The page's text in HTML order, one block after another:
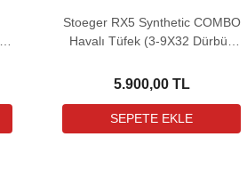
Stoeger RX5 Synthetic COMBO
Havalı Tüfek (3-9X32 Dürbün
5.900,00 TL